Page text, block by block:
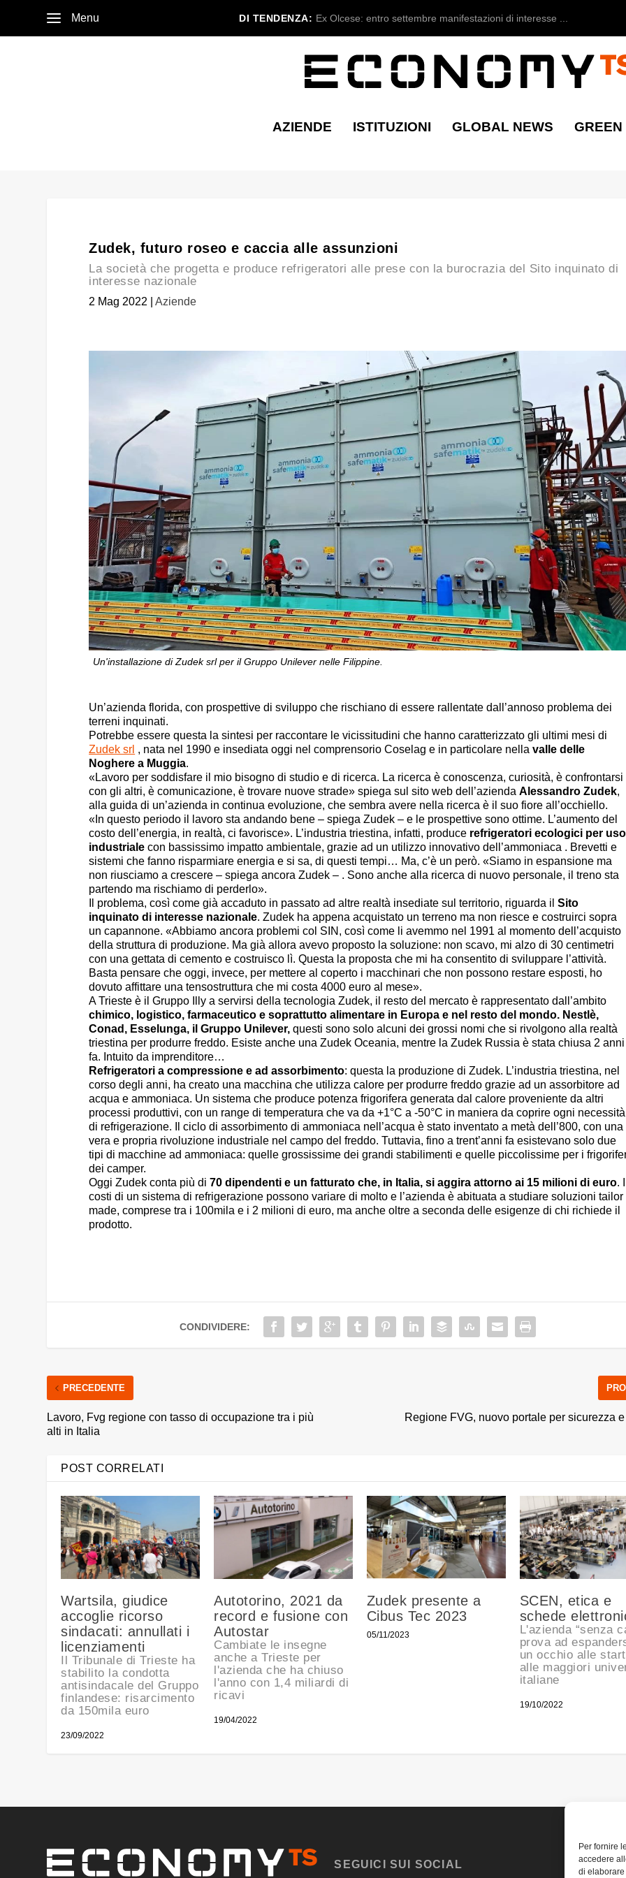
Per fornire
accedere
di
Menu DI TENDENZA: Ex Olcese: entro settembre manifestazioni di interesse ...
AZIENDE ISTITUZIONI GLOBAL NEWS GREEN
Zudek, futuro roseo e caccia alle assunzioni
La società che progetta e produce refrigeratori alle prese con la burocrazia del Sito inquinato di
interesse nazionale
2 Mag 2022 |Aziende
Un'installazione di Zudek srl per il Gruppo Unilever nelle Filippine.
Un’azienda florida, con prospettive di sviluppo che rischiano di essere rallentate dall’annoso problema dei
terreni inquinati.
Potrebbe essere questa la sintesi per raccontare le vicissitudini che hanno caratterizzato gli ultimi mesi di
Zudek srl , nata nel 1990 e insediata oggi nel comprensorio Coselag e in particolare nellavalle delle
Noghere a Muggia.
«Lavoro per soddisfare il mio bisogno di studio e di ricerca. La ricerca è conoscenza, curiosità, è confrontarsi
con gli altri, è comunicazione, è trovare nuove strade» spiega sul sito web dell’aziendaAlessandro Zudek,
alla guida di un’azienda in continua evoluzione, che sembra avere nella ricerca è il suo fiore all’occhiello.
«In questo periodo il lavoro sta andando bene – spiega Zudek – e le prospettive sono ottime. L’aumento del
costo dell’energia, in realtà, ci favorisce». L’industria triestina, infatti, produce refrigeratori ecologici per uso
industrialecon bassissimo impatto ambientale, grazie ad un utilizzo innovativo dell’ammoniaca . Brevetti e
sistemi che fanno risparmiare energia e si sa, di questi tempi… Ma, c’è un però. «Siamo in espansione ma
non riusciamo a crescere – spiega ancora Zudek – . Sono anche alla ricerca di nuovo personale, il treno sta
partendo ma rischiamo di perderlo».
Il problema, così come già accaduto in passato ad altre realtà insediate sul territorio, riguarda ilSito
inquinato di interesse nazionale. Zudek ha appena acquistato un terreno ma non riesce e costruirci sopra
un capannone. «Abbiamo ancora problemi col SIN, così come li avemmo nel 1991 al momento dell’acquisto
della struttura di produzione. Ma già allora avevo proposto la soluzione: non scavo, mi alzo di 30 centimetri
con una gettata di cemento e costruisco lì. Questa la proposta che mi ha consentito di sviluppare l’attività.
Basta pensare che oggi, invece, per mettere al coperto i macchinari che non possono restare esposti, ho
dovuto affittare una tensostruttura che mi costa 4000 euro al mese».
A Trieste è il Gruppo Illy a servirsi della tecnologia Zudek, il resto del mercato è rappresentato dall’ambito
chimico, logistico, farmaceutico e soprattutto alimentare in Europa e nel resto del mondo. Nestlè,
Conad, Esselunga, il Gruppo Unilever, questi sono solo alcuni dei grossi nomi che si rivolgono alla realtà
triestina per produrre freddo. Esiste anche una Zudek Oceania, mentre la Zudek Russia è stata chiusa 2 anni
fa. Intuito da imprenditore…
Refrigeratori a compressione e ad assorbimento: questa la produzione di Zudek. L’industria triestina, nel
corso degli anni, ha creato una macchina che utilizza calore per produrre freddo grazie ad un assorbitore ad
acqua e ammoniaca. Un sistema che produce potenza frigorifera generata dal calore proveniente da altri
processi produttivi, con un range di temperatura che va da +1°C a -50°C in maniera da coprire ogni necessità
di refrigerazione. Il ciclo di assorbimento di ammoniaca nell’acqua è stato inventato a metà dell’800, con una
vera e propria rivoluzione industriale nel campo del freddo. Tuttavia, fino a trent’anni fa esistevano solo due
tipi di macchine ad ammoniaca: quelle grossissime dei grandi stabilimenti e quelle piccolissime per i
dei camper.
Oggi Zudek conta più di70 dipendenti e un fatturato che, in Italia, si aggira attorno ai 15 milioni di euro. I
costi di un sistema di refrigerazione possono variare di molto e l’azienda è abituata a studiare soluzioni tailor
made, comprese tra i 100mila e i 2 milioni di euro, ma anche oltre a seconda delle esigenze di chi richiede il
prodotto.
CONDIVIDERE:
PRECEDENTE
Lavoro, Fvg regione con tasso di occupazione tra i più
alti in Italia
Regione FVG, nuovo portale per sicurezza
POST CORRELATI
Wartsila, giudice
accoglie ricorso
sindacati: annullati i
licenziamenti
Il Tribunale di Trieste ha
stabilito la condotta
antisindacale del Gruppo
finlandese: risarcimento
da 150mila euro
23/09/2022
Autotorino, 2021 da
record e fusione con
Autostar
Cambiate le insegne
anche a Trieste per
l'azienda che ha chiuso
l'anno con 1,4 miliardi di
ricavi
19/04/2022
Zudek presente a
Cibus Tec 2023
05/11/2023
SCEN, etica e
schede
L'azienda “senza
prova ad
un occhio alle
alle maggiori
italiane
19/10/2022
SEGUICI SUI SOCIAL